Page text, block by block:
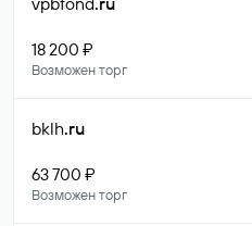
18 200 ₽
Возможен торг
bklh.ru
63 700 ₽
Возможен торг